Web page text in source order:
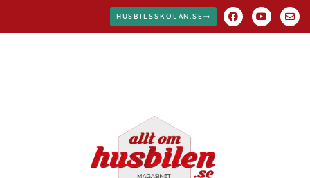
HUSBILSSKOLAN.SE